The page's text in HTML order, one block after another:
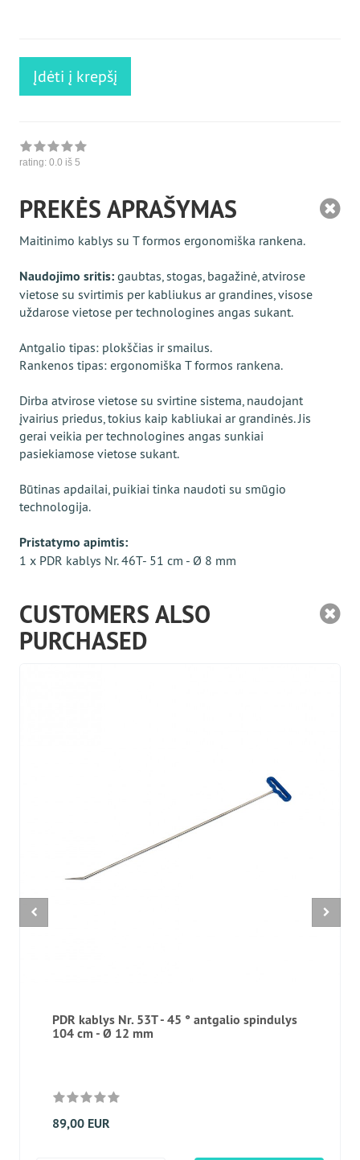
Įdėti į krepšį
rating: 0.0 iš 5
PREKĖS APRAŠYMAS
Maitinimo kablys su T formos ergonomiška rankena.
Naudojimo sritis: gaubtas, stogas, bagažinė, atvirose
vietose su svirtimis per kabliukus ar grandines, visose
uždarose vietose per technologines angas sukant.
Antgalio tipas: plokščias ir smailus.
Rankenos tipas: ergonomiška T formos rankena.
Dirba atvirose vietose su svirtine sistema, naudojant
įvairius priedus, tokius kaip kabliukai ar grandinės. Jis
gerai veikia per technologines angas sunkiai
pasiekiamose vietose sukant.
Būtinas apdailai, puikiai tinka naudoti su smūgio
technologija.
Pristatymo apimtis:
1 x PDR kablys Nr. 46T- 51 cm - Ø 8 mm
CUSTOMERS ALSO
PURCHASED
PDR kablys Nr. 53T - 45 ° antgalio spindulys
104 cm - Ø 12 mm
89,00 EUR